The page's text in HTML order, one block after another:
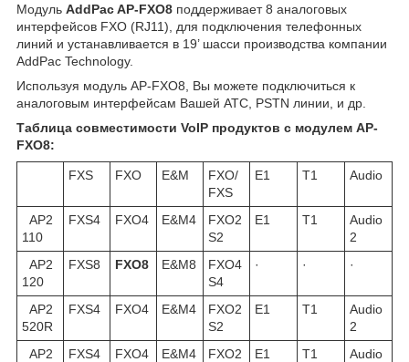
Модуль AddPac AP-FXO8 поддерживает 8 аналоговых
интерфейсов FXO (RJ11), для подключения телефонных
линий и устанавливается в 19’ шасси производства компании
AddPac Technology.
Используя модуль AP-FXO8, Вы можете подключиться к
аналоговым интерфейсам Вашей АТС, PSTN линии, и др.
Таблица совместимости VoIP продуктов с модулем AP-
FXO8:
FXS FXO E&M
FXO/
FXS
E1 T1 Audio
AP2
110
FXS4 FXO4 E&M4
FXO2
S2
E1 T1
Audio
2
AP2
120
FXS8 FXO8 E&M8
FXO4
S4
· · ·
AP2
520R
FXS4 FXO4 E&M4
FXO2
S2
E1 T1
Audio
2
AP2
FXS4 FXO4 E&M4
FXO2
E1 T1
Audio